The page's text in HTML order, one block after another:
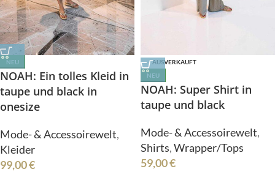
NEU
NOAH: Ein tolles Kleid in
taupe und black in
onesize
Mode- & Accessoirewelt,
Kleider
99,00€
AUSVERKAUFT
NEU
NOAH: Super Shirt in
taupe und black
Mode- & Accessoirewelt,
Shirts,Wrapper/Tops
59,00€